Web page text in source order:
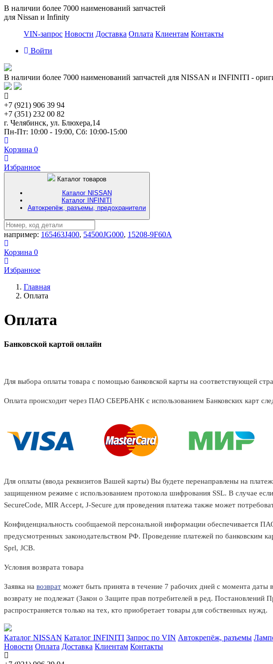
В наличии более 7000 наименований запчастей
для Nissan и Infinity
VIN-запрос Новости Доставка Оплата Клиентам Контакты
Войти
В наличии более 7000 наименований запчастей для NISSAN и INFINITI -
+7 (921) 906 39 94
+7 (351) 232 00 82
г. Челябинск, ул. Блюхера,14
Пн-Пт: 10:00 - 19:00, Сб: 10:00-15:00
Корзина 0
Избранное
Каталог товаров
Каталог NISSAN
Каталог INFINITI
Автокрепёж, разъемы, предохранители
например: 165463J400, 54500JG000, 15208-9F60A
Корзина 0
Избранное
Главная
Оплата
Оплата
Банковской картой онлайн
Для выбора оплаты товара с помощью банковской карты на соответствующей
Оплата происходит через ПАО СБЕРБАНК с использованием Банковских карт
Для оплаты (ввода реквизитов Вашей карты) Вы будете перенаправлены на
защищенном режиме с использованием протокола шифрования SSL. В случае
SecureCode, MIR Accept, J-Secure для проведения платежа также может
Конфиденциальность сообщаемой персональной информации обеспечивается
предусмотренных законодательством РФ. Проведение платежей по банковским
Sprl, JCB.
Условия возврата товара
Заявка на возврат может быть принята в течение 7 рабочих дней с момента
возврату не подлежат (Закон о Защите прав потребителей в ред.
распространяется только на тех, кто приобретает товары для собственных нужд.
Каталог NISSAN Каталог INFINITI Запрос по VIN Автокрепёж, разъемы
Новости Оплата Доставка Клиентам Контакты